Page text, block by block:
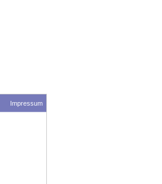
Impressum